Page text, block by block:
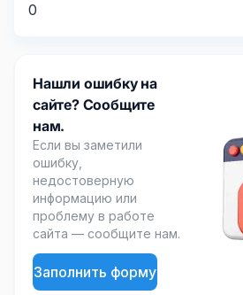
0
Нашли ошибку на
сайте? Сообщите
нам.
Если вы заметили
ошибку,
недостоверную
информацию или
проблему в работе
сайта — сообщите нам.
Заполнить форму